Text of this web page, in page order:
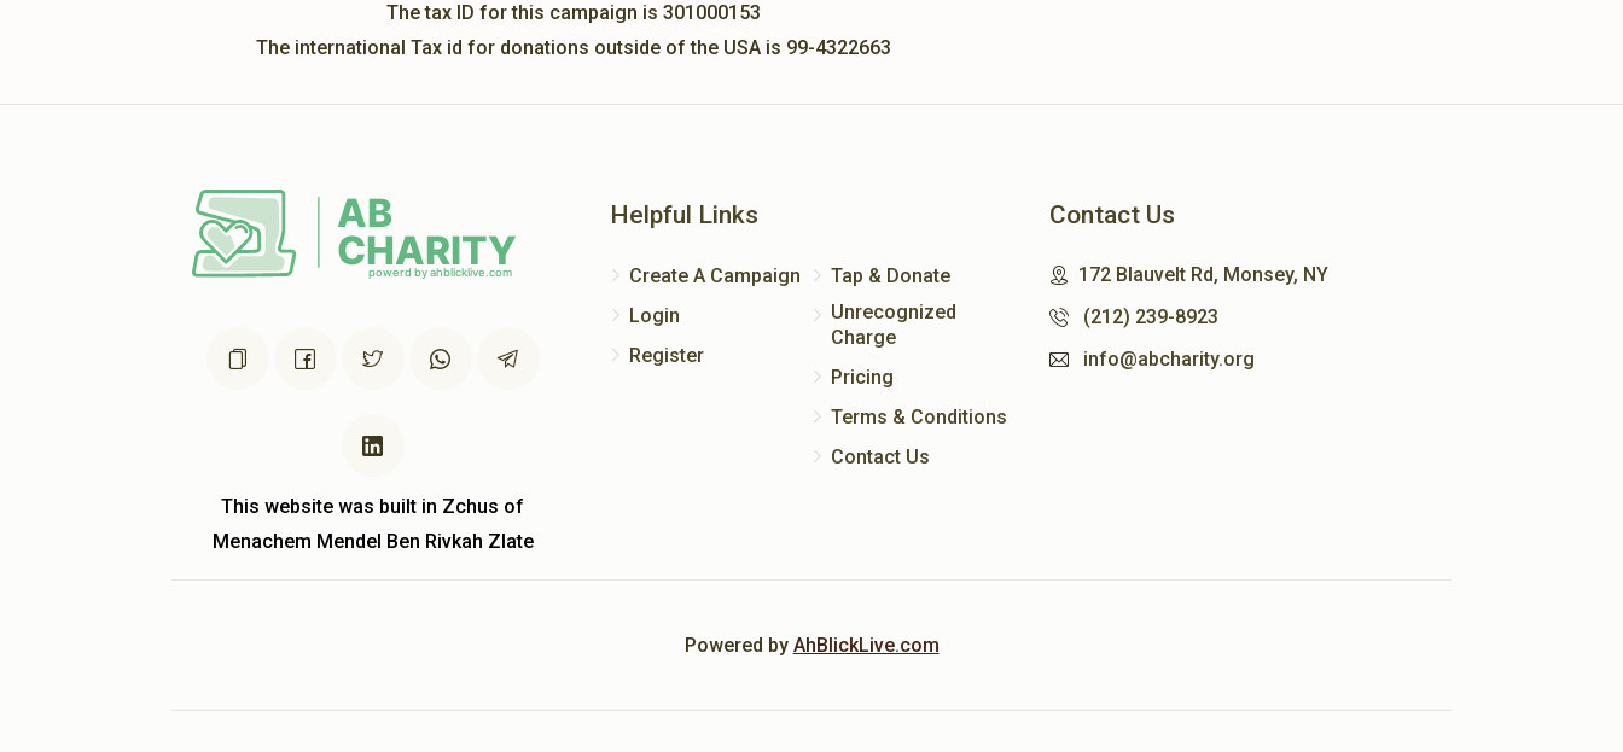
The tax ID for this campaign is 301000153
The international Tax id for donations outside of the USA is 99-4322663
This website was built in Zchus of
Menachem Mendel Ben Rivkah Zlate
Helpful Links
Create A Campaign
Login
Register
Tap & Donate
Unrecognized
Charge
Pricing
Terms & Conditions
Contact Us
Contact Us
172 Blauvelt Rd, Monsey, NY
(212) 239-8923
info@abcharity.org
Powered by AhBlickLive.com